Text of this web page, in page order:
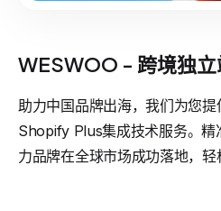
WESWOO - 跨境独立
助力中国品牌出海，我们为您
Shopify Plus集成技术服务。精
力品牌在全球市场成功落地，轻